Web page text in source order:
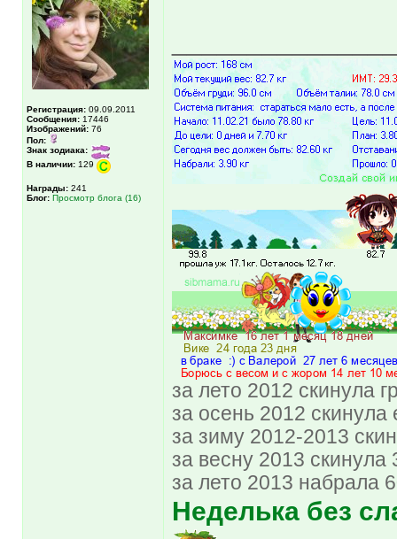
Регистрация: 09.09.2011
Сообщения: 17446
Изображений: 76
Пол:
Знак зодиака:
В наличии: 129
Награды: 241
Блог: Просмотр блога (16)
за лето 2012 скинула
за осень 2012 скинула
за зиму 2012-2013
за весну 2013 скинула
за лето 2013 набрала
Неделька без